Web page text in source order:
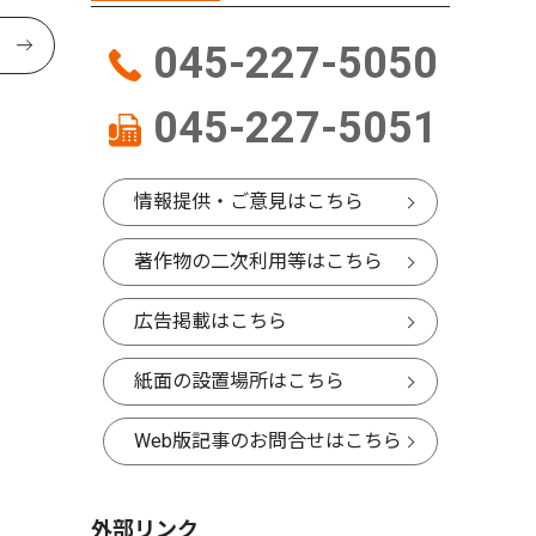
045-227-5050
045-227-5051
情報提供・ご意見はこちら
著作物の二次利用等はこちら
広告掲載はこちら
紙面の設置場所はこちら
Web版記事のお問合せはこちら
外部リンク